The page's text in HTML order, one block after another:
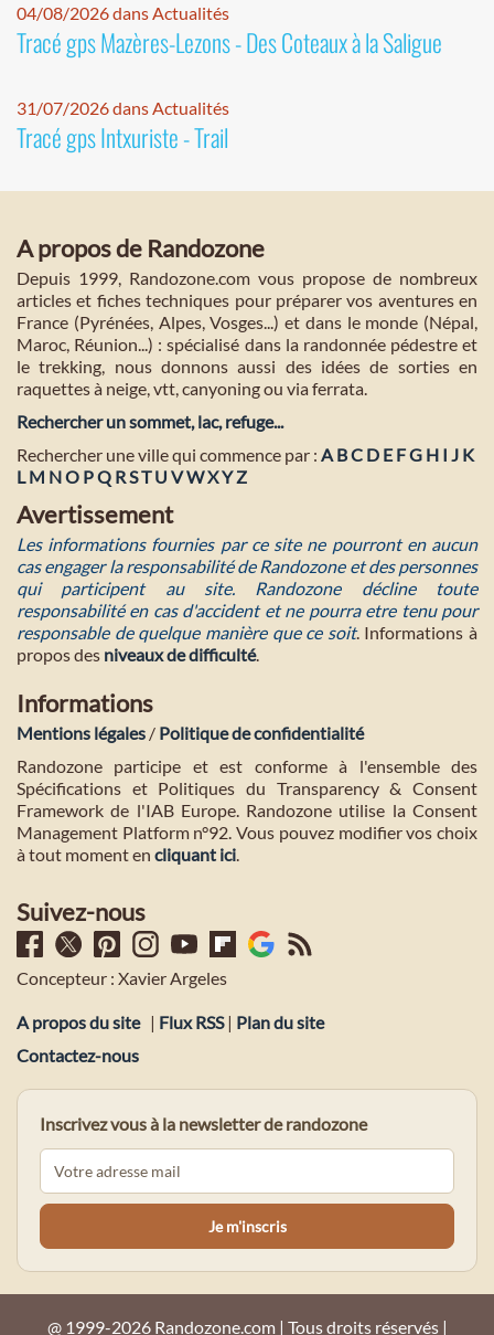
04/08/2026 dans Actualités
Tracé gps Mazères-Lezons - Des Coteaux à la Saligue
31/07/2026 dans Actualités
Tracé gps Intxuriste - Trail
A propos de Randozone
Depuis 1999, Randozone.com vous propose de nombreux
articles et fiches techniques pour préparer vos aventures en
France (Pyrénées, Alpes, Vosges...) et dans le monde (Népal,
Maroc, Réunion...) : spécialisé dans la randonnée pédestre et
le trekking, nous donnons aussi des idées de sorties en
raquettes à neige, vtt, canyoning ou via ferrata.
Rechercher un sommet, lac, refuge...
Rechercher une ville qui commence par : A BC D E FG H I J K
L M NO PQ RST U VWXYZ
Avertissement
Les informations fournies par ce site ne pourront en aucun
cas engager la responsabilité de Randozone et des personnes
qui participent au site. Randozone décline toute
responsabilité en cas d'accident et ne pourra etre tenu pour
responsable de quelque manière que ce soit. Informations à
propos des niveaux de difficulté.
Informations
Mentions légales / Politique de confidentialité
Randozone participe et est conforme à l'ensemble des
Spécifications et Politiques du Transparency & Consent
Framework de l'IAB Europe. Randozone utilise la Consent
Management Platform n°92. Vous pouvez modifier vos choix
à tout moment en cliquant ici.
Suivez-nous
Concepteur : Xavier Argeles
A propos du site | Flux RSS| Plan du site
Contactez-nous
Inscrivez vous à la newsletter de randozone
@ 1999-2026 Randozone.com | Tous droits réservés |